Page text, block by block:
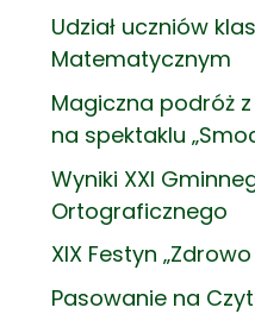
Udział uczniów
Matematycznym
Magiczna podróż
na spektaklu
Wyniki XXI
Ortograficznego
XIX Festyn
Pasowanie na